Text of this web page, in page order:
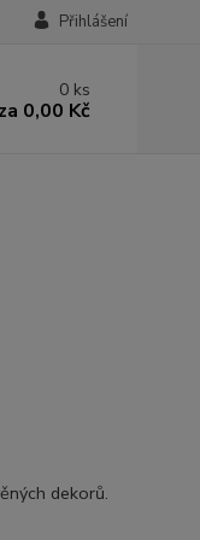
Přihlášení
0 ks
za 0,00 Kč
dekorů.